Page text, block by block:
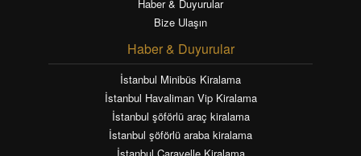
Haber & Duyurular
Bize Ulaşın
Haber & Duyurular
İstanbul Minibüs Kiralama
İstanbul Havaliman Vip Kiralama
İstanbul şöförlü araç kiralama
İstanbul şöförlü araba kiralama